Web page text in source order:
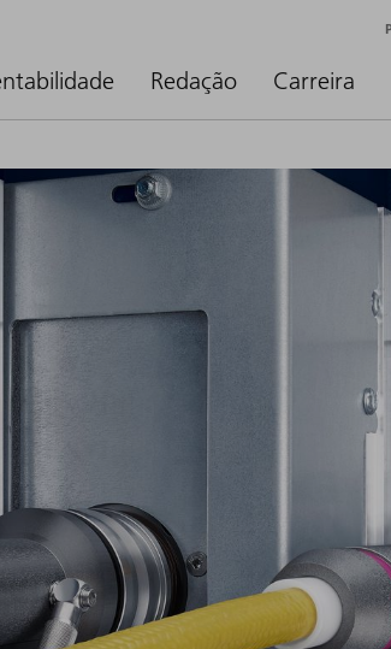
Redação Carreira